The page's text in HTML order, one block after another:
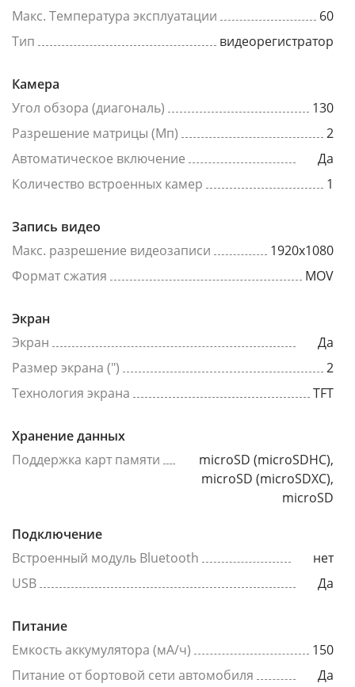
Макс. Температура эксплуатации
60
Тип
видеорегистратор
Камера
Угол обзора (диагональ)
130
Разрешение матрицы (Мп)
2
Автоматическое включение
Да
Количество встроенных камер
1
Запись видео
Макс. разрешение видеозаписи
1920x1080
Формат сжатия
MOV
Экран
Экран
Да
Размер экрана (")
2
Технология экрана
TFT
Хранение данных
Поддержка карт памяти
microSD (microSDHC),
microSD (microSDXC),
microSD
Подключение
Встроенный модуль Bluetooth
нет
USB
Да
Питание
Емкость аккумулятора (мА/ч)
150
Питание от бортовой сети автомобиля
Да